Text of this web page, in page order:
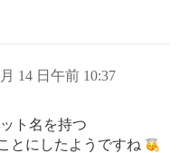
14 日午前 10:37
ト名を持つ
とにしたようですね